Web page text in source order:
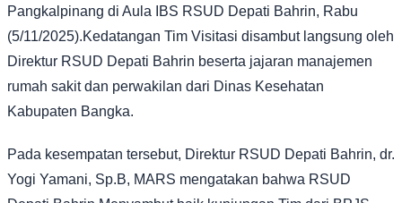
Pangkalpinang di Aula IBS RSUD Depati Bahrin, Rabu
(5/11/2025).Kedatangan Tim Visitasi disambut langsung oleh
Direktur RSUD Depati Bahrin beserta jajaran manajemen
rumah sakit dan perwakilan dari Dinas Kesehatan
Kabupaten Bangka.
Pada kesempatan tersebut, Direktur RSUD Depati Bahrin, dr.
Yogi Yamani, Sp.B, MARS mengatakan bahwa RSUD